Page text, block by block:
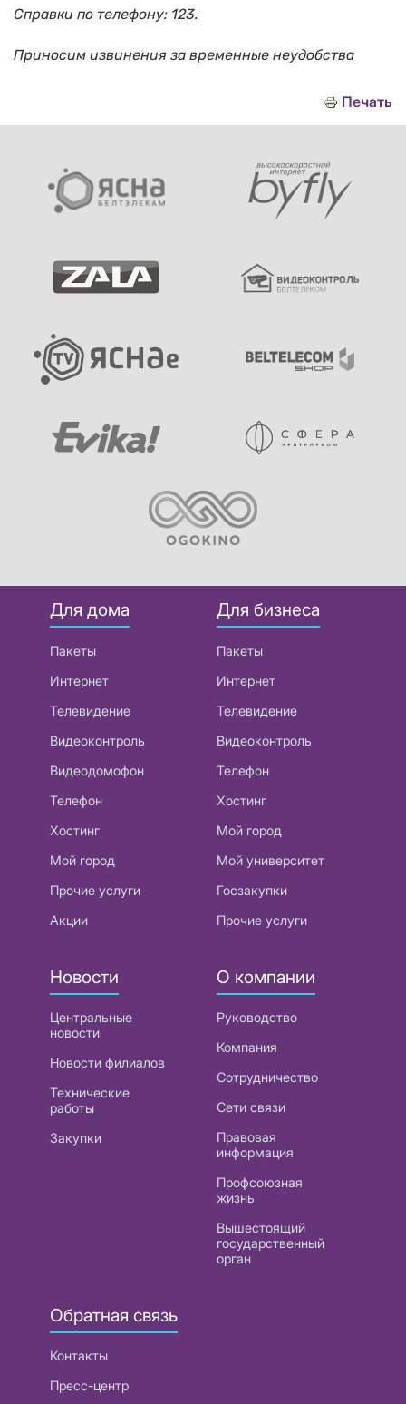
Справки по телефону: 123.
Приносим извинения за временные неудобства
Печать
Для дома
Пакеты
Интернет
Телевидение
Видеоконтроль
Видеодомофон
Телефон
Хостинг
Мой город
Прочие услуги
Акции
Для бизнеса
Пакеты
Интернет
Телевидение
Видеоконтроль
Телефон
Хостинг
Мой город
Мой университет
Госзакупки
Прочие услуги
Новости
Центральные
новости
Новости филиалов
Технические
работы
Закупки
О компании
Руководство
Компания
Сотрудничество
Сети связи
Правовая
информация
Профсоюзная
жизнь
Вышестоящий
государственный
орган
Обратная связь
Контакты
Пресс-центр